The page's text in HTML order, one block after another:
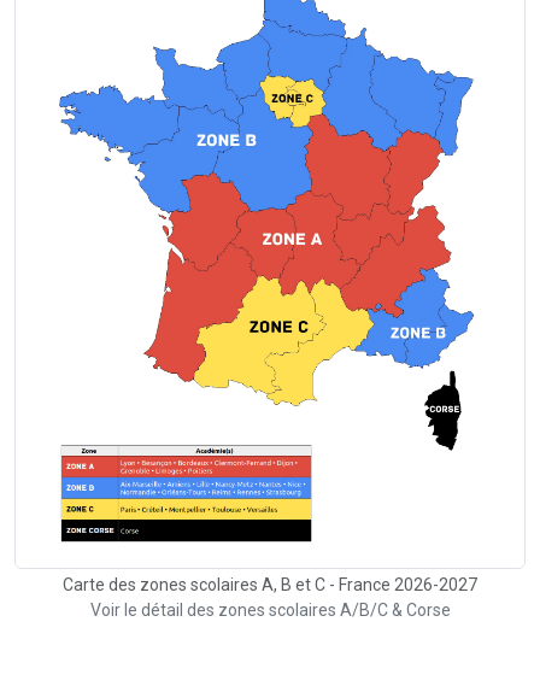
Carte des zones scolaires A, B et C - France 2026-2027
Voir le détail des zones scolaires A/B/C & Corse